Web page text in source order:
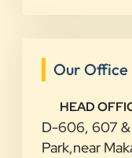
Our Office
HEAD
D-606, 607
Park,near